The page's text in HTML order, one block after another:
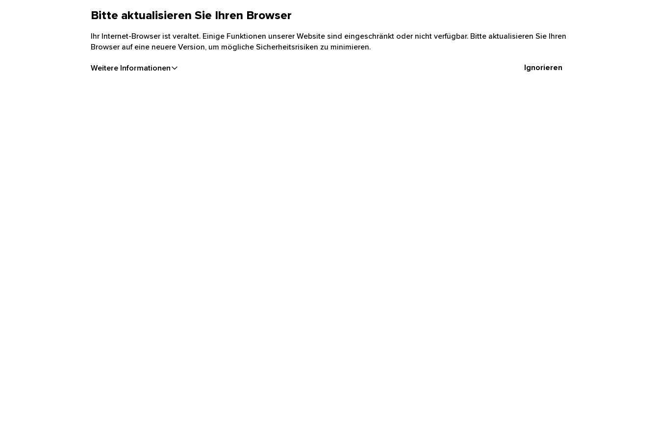
Bitte aktualisieren Sie Ihren Browser
Ihr Internet-Browser ist veraltet. Einige Funktionen unserer Website sind eingeschränkt oder nicht verfügbar. Bitte aktualisieren Sie Ihren
Browser auf eine neuere Version, um mögliche Sicherheitsrisiken zu minimieren.
Weitere Informationen Ignorieren